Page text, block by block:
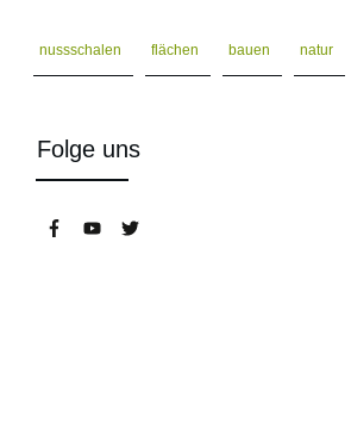
nussschalen flächen bauen natur
Folge uns